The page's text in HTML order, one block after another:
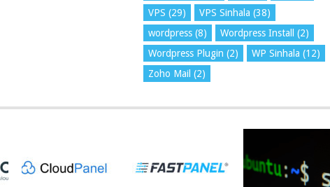
VPS (29) VPS Sinhala (38)
wordpress (8) Wordpress Install
(2)
Wordpress Plugin (2) WP Sinhala (12)
Zoho Mail (2)